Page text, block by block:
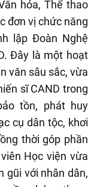
hóa, Thể thao
đơn vị chức năng
lập Đoàn Nghệ
Đây là một hoạt
văn sâu sắc, vừa
sĩ CAND trong
tồn, phát huy
cụ dân tộc, khơi
thời góp phần
Học viện vừa
gũi với nhân dân,